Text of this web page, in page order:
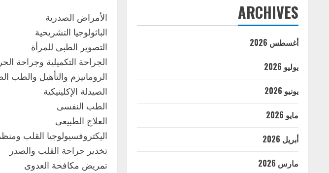
الأمراض الصدرية
الباثولوجيا التشريحية
التصوير الطبى للمرأة
الجراحة التكميلية وجراحة
الروماتيزم والتأهيل والطب
الصيدلة الإكلينيكية
الطب النفسى
العلاج الطبيعى
اليكتروفسيولوجيا القلب
تخدير جراحة القلب والصدر
تمريض مكافحة العدوى
ARCHIVES
أغسطس 2026
يوليو 2026
يونيو 2026
مايو 2026
أبريل 2026
مارس 2026